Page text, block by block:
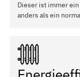
Dieser ist immer
anders als ein